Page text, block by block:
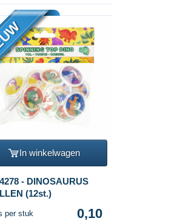
In winkelwagen
- DINOSAURUS
(12st.)
per stuk 0,10